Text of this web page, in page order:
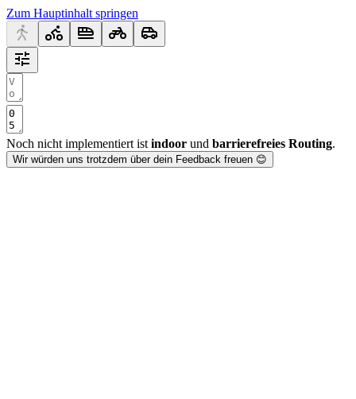
Zum Hauptinhalt springen
Noch nicht implementiert ist indoor und barrierefreies Routing.
Wir würden uns trotzdem über dein Feedback freuen 😊